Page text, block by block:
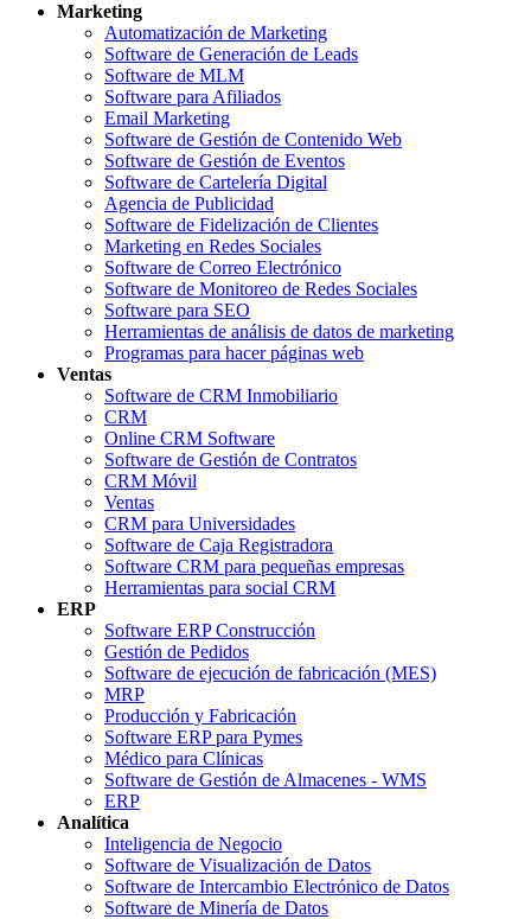
Marketing
Automatización de Marketing
Software de Generación de Leads
Software de MLM
Software para Afiliados
Email Marketing
Software de Gestión de Contenido Web
Software de Gestión de Eventos
Software de Cartelería Digital
Agencia de Publicidad
Software de Fidelización de Clientes
Marketing en Redes Sociales
Software de Correo Electrónico
Software de Monitoreo de Redes Sociales
Software para SEO
Herramientas de análisis de datos de marketing
Programas para hacer páginas web
Ventas
Software de CRM Inmobiliario
CRM
Online CRM Software
Software de Gestión de Contratos
CRM Móvil
Ventas
CRM para Universidades
Software de Caja Registradora
Software CRM para pequeñas empresas
Herramientas para social CRM
ERP
Software ERP Construcción
Gestión de Pedidos
Software de ejecución de fabricación (MES)
MRP
Producción y Fabricación
Software ERP para Pymes
Médico para Clínicas
Software de Gestión de Almacenes - WMS
ERP
Analítica
Inteligencia de Negocio
Software de Visualización de Datos
Software de Intercambio Electrónico de Datos
Software de Minería de Datos